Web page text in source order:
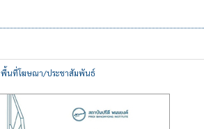
พื้นที่โฆษณา/ประชาสัมพันธ์